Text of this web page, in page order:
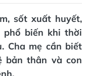
sốt xuất huyết,
phổ biến khi thời
Cha mẹ cần biết
bản thân và con